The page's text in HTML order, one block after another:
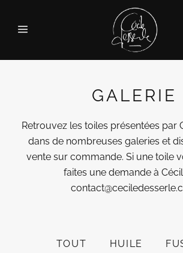
GALERIE
Retrouvez les toiles présentées par
dans de nombreuses galeries et
vente sur commande. Si une toile
faites une demande à
TOUT HUILE